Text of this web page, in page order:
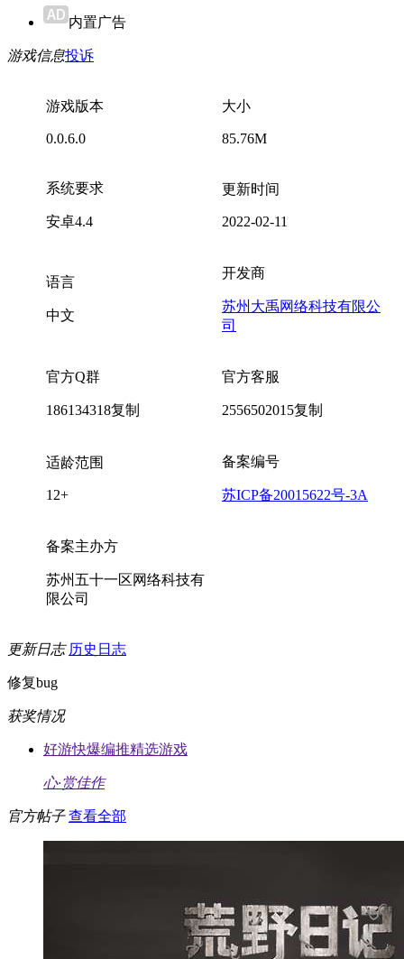
内置广告
游戏信息投诉
游戏版本
0.0.6.0
大小
85.76M
系统要求
安卓4.4
更新时间
2022-02-11
语言
中文
开发商
苏州大禹网络科技有限公
司
官方Q群
186134318复制
官方客服
2556502015复制
适龄范围
12+
备案编号
苏ICP备20015622号-3A
备案主办方
苏州五十一区网络科技有
限公司
更新日志 历史日志
修复bug
获奖情况
好游快爆编推精选游戏
心·赏佳作
官方帖子 查看全部